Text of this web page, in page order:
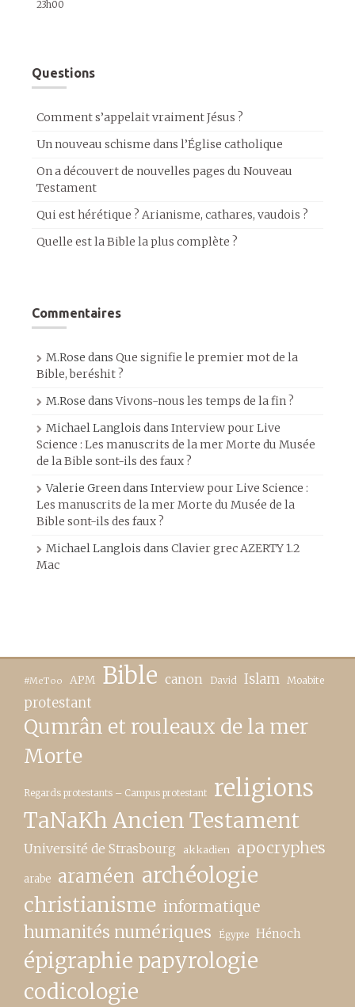
23h00
Questions
Comment s’appelait vraiment Jésus ?
Un nouveau schisme dans l’Église catholique
On a découvert de nouvelles pages du Nouveau
Testament
Qui est hérétique ? Arianisme, cathares, vaudois ?
Quelle est la Bible la plus complète ?
Commentaires
M.Rose dans Que signifie le premier mot de la
Bible, beréshit ?
M.Rose dansVivons-nous les temps de la fin ?
Michael Langlois dans Interview pour Live
Science : Les manuscrits de la mer Morte du Musée
de la Bible sont-ils des faux ?
Valerie Greendans Interview pour Live Science :
Les manuscrits de la mer Morte du Musée de la
Bible sont-ils des faux ?
Michael Langlois dans Clavier grec AZERTY 1.2
Mac
#MeToo APM Bible canon David Islam Moabite
protestant
Qumrân et rouleaux de la mer
Morte
Regards protestants – Campus protestant religions
TaNaKh Ancien Testament
Université de Strasbourg akkadien apocryphes
arabe araméen archéologie
christianisme informatique
humanités numériques Égypte Hénoch
épigraphie papyrologie
codicologie